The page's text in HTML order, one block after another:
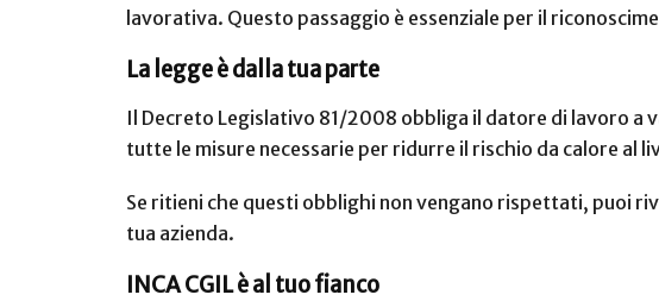
lavorativa. Questo passaggio è essenziale per il
La legge è dalla tua parte
Il Decreto Legislativo 81/2008 obbliga il datore di lavoro a
tutte le misure necessarie per ridurre il rischio da calore al
Se ritieni che questi obblighi non vengano rispettati, puoi
tua azienda.
INCA CGIL è al tuo fianco